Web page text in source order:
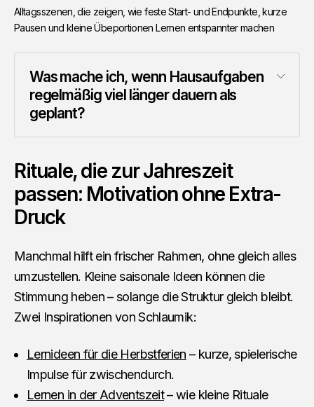
Alltagsszenen, die zeigen, wie feste Start- und Endpunkte, kurze
Pausen und kleine Übeportionen Lernen entspannter machen
Was mache ich, wenn Hausaufgaben
regelmäßig viel länger dauern als
geplant?
Rituale, die zur Jahreszeit
passen: Motivation ohne Extra-
Druck
Manchmal hilft ein frischer Rahmen, ohne gleich alles
umzustellen. Kleine saisonale Ideen können die
Stimmung heben – solange die Struktur gleich bleibt.
Zwei Inspirationen von Schlaumik:
Lernideen für die Herbstferien – kurze, spielerische
Impulse für zwischendurch.
Lernen in der Adventszeit– wie kleine Rituale